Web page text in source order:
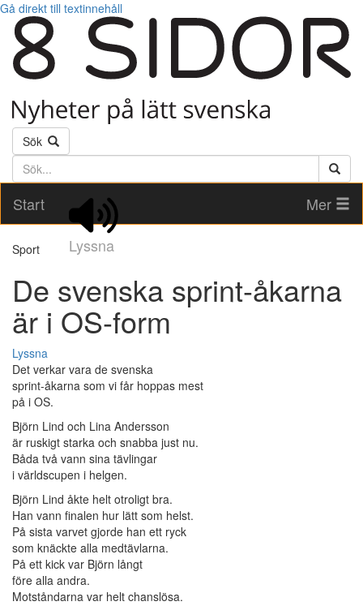
Gå direkt till textinnehåll
Sök
Söktext
Start
Lyssna
Mer
Sport
De svenska sprint-åkarna
är i OS-form
Lyssna
Det verkar vara de svenska
sprint-åkarna som vi får hoppas mest
på i OS.
Björn Lind och Lina Andersson
är ruskigt starka och snabba just nu.
Båda två vann sina tävlingar
i världscupen i helgen.
Björn Lind åkte helt otroligt bra.
Han vann finalen hur lätt som helst.
På sista varvet gjorde han ett ryck
som knäckte alla medtävlarna.
På ett kick var Björn långt
före alla andra.
Motståndarna var helt chanslösa.